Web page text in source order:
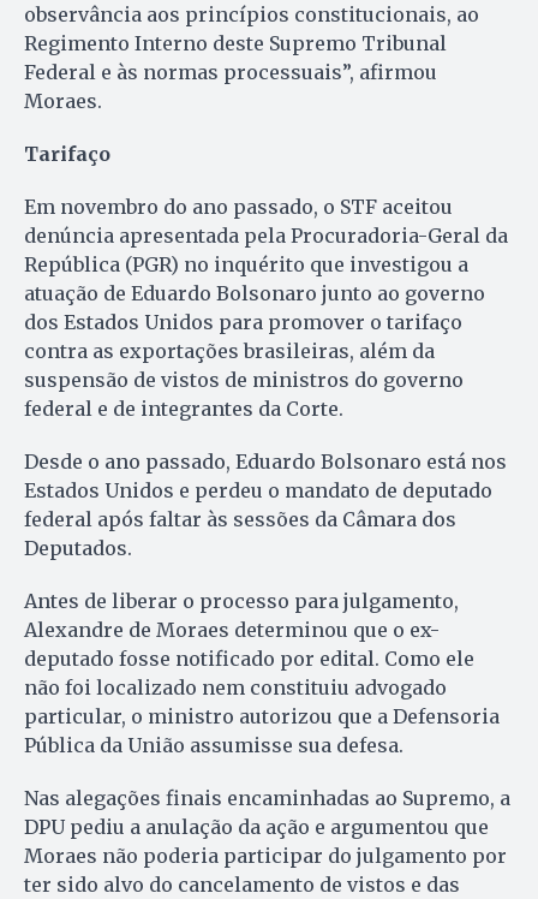
observância aos princípios constitucionais, ao
Regimento Interno deste Supremo Tribunal
Federal e às normas processuais”, afirmou
Moraes.
Tarifaço
Em novembro do ano passado, o STF aceitou
denúncia apresentada pela Procuradoria-Geral da
República (PGR) no inquérito que investigou a
atuação de Eduardo Bolsonaro junto ao governo
dos Estados Unidos para promover o tarifaço
contra as exportações brasileiras, além da
suspensão de vistos de ministros do governo
federal e de integrantes da Corte.
Desde o ano passado, Eduardo Bolsonaro está nos
Estados Unidos e perdeu o mandato de deputado
federal após faltar às sessões da Câmara dos
Deputados.
Antes de liberar o processo para julgamento,
Alexandre de Moraes determinou que o ex-
deputado fosse notificado por edital. Como ele
não foi localizado nem constituiu advogado
particular, o ministro autorizou que a Defensoria
Pública da União assumisse sua defesa.
Nas alegações finais encaminhadas ao Supremo, a
DPU pediu a anulação da ação e argumentou que
Moraes não poderia participar do julgamento por
ter sido alvo do cancelamento de vistos e das